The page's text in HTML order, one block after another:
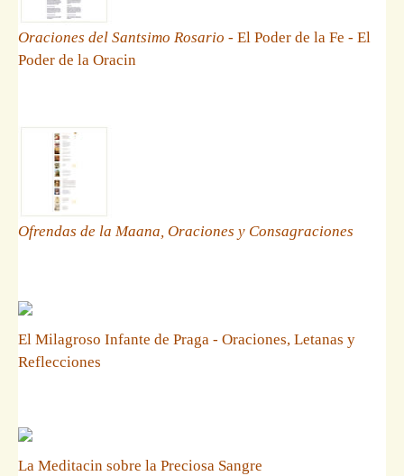
Oraciones del Santsimo Rosario - El Poder de la Fe - El
Poder de la Oracin
Ofrendas de la Maana, Oraciones y Consagraciones
El Milagroso Infante de Praga - Oraciones, Letanas y
Reflecciones
La Meditacin sobre la Preciosa Sangre